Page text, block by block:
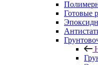
Готовые